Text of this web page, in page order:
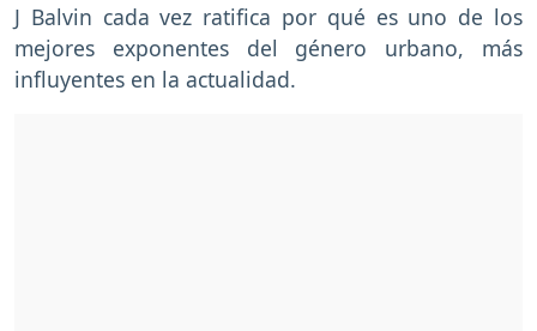
J Balvin cada vez ratifica por qué es uno de los
mejores exponentes del género urbano, más
influyentes en la actualidad.